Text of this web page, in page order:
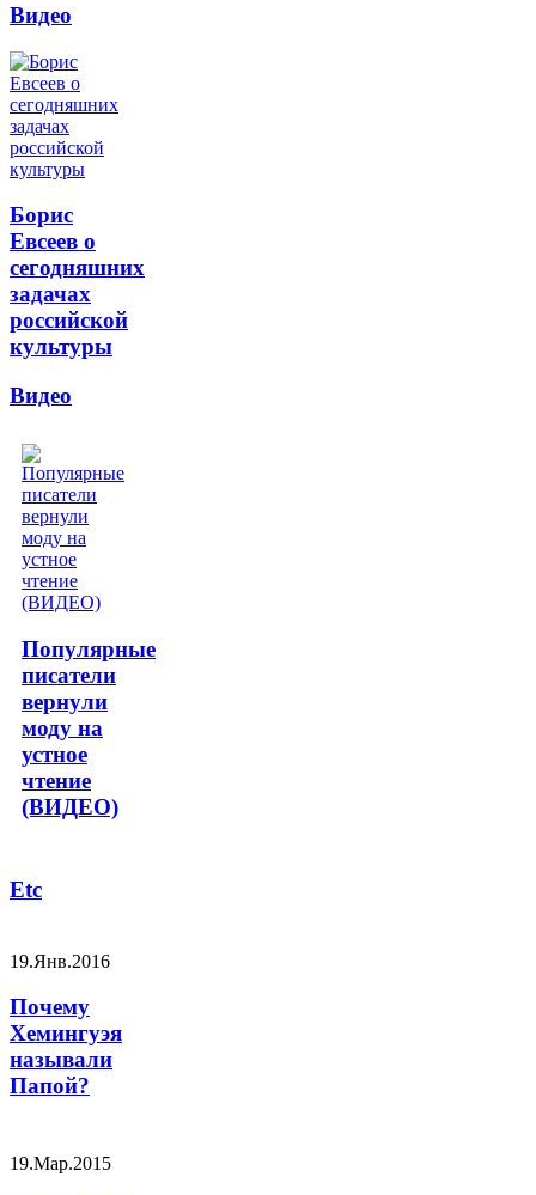
Видео
Борис
Евсеев о
сегодняшних
задачах
российской
культуры
Видео
Популярные
писатели
вернули
моду на
устное
чтение
(ВИДЕО)
Etc
19.Янв.2016
Почему
Хемингуэя
называли
Папой?
19.Мар.2015